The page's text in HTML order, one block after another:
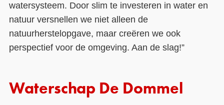
watersysteem. Door slim te investeren in water en
natuur versnellen we niet alleen de
natuurherstelopgave, maar creëren we ook
perspectief voor de omgeving. Aan de slag!”
Waterschap De Dommel